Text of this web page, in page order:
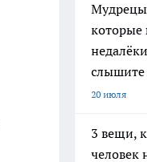
Мудрецы
которые
20 июля
3 вещи,
человек